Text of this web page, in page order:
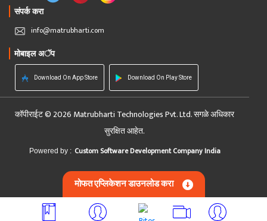
संपर्क करा
info@matrubharti.com
मोबाइल अॅप
Download On App Store Download On Play Store
कॉपीराईट © 2026 Matrubharti Technologies Pvt. Ltd. सगळे अधिकार
सुरक्षित आहेत.
Powered by : Custom Software Development Company India
मोफत एप्लिकेशन डाउनलोड करा